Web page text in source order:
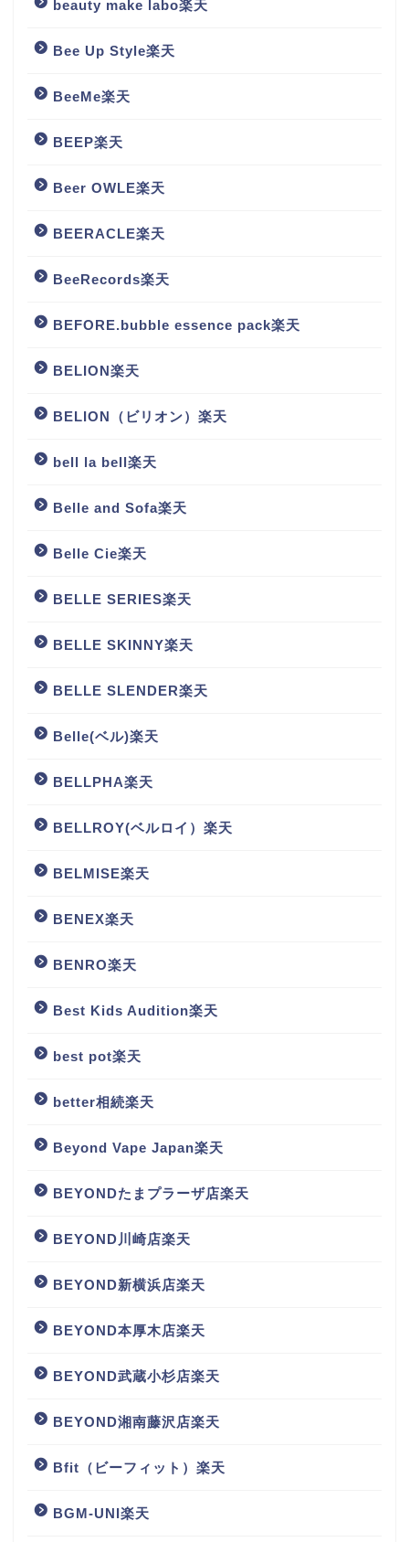
beauty make labo楽天
Bee Up Style楽天
BeeMe楽天
BEEP楽天
Beer OWLE楽天
BEERACLE楽天
BeeRecords楽天
BEFORE.bubble essence pack楽天
BELION楽天
BELION（ビリオン）楽天
bell la bell楽天
Belle and Sofa楽天
Belle Cie楽天
BELLE SERIES楽天
BELLE SKINNY楽天
BELLE SLENDER楽天
Belle(ベル)楽天
BELLPHA楽天
BELLROY(ベルロイ）楽天
BELMISE楽天
BENEX楽天
BENRO楽天
Best Kids Audition楽天
best pot楽天
better相続楽天
Beyond Vape Japan楽天
BEYONDたまプラーザ店楽天
BEYOND川崎店楽天
BEYOND新横浜店楽天
BEYOND本厚木店楽天
BEYOND武蔵小杉店楽天
BEYOND湘南藤沢店楽天
Bfit（ビーフィット）楽天
BGM‐UNI楽天